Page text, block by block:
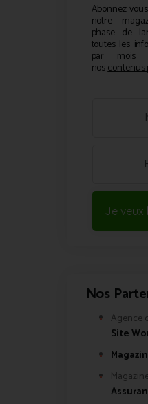
Abonnez vous
notre
phase de
toutes les
par mois
nos
Je veux
Nos
Agence
Site